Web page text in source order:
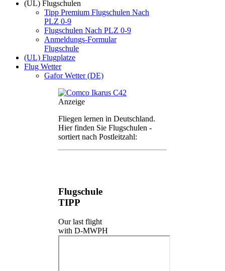
(UL) Flugschulen
Tipp Premium Flugschulen Nach
PLZ 0-9
Flugschulen Nach PLZ 0-9
Anmeldungs-Formular
Flugschule
(UL) Flugplatze
Flug Wetter
Gafor Wetter (DE)
Anzeige
Fliegen lernen in Deutschland.
Hier finden Sie Flugschulen -
sortiert nach Postleitzahl:
Flugschule
TIPP
Our last flight
with D-MWPH